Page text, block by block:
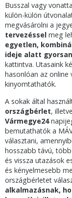
Busszal vagy
külön-külön
megvásárolni a
tervezéssel meg
egyetlen,
ideje alatt
kattintva. Utasaink
hasonlóan az online
kinyomtathatók.
A sokak által
országbérlet, illetve
Vármegye24
bemutathatók a
választani,
hosszabb távú,
és vissza utazások
és kényelmesebb
országbérletet
alkalmazásnak,